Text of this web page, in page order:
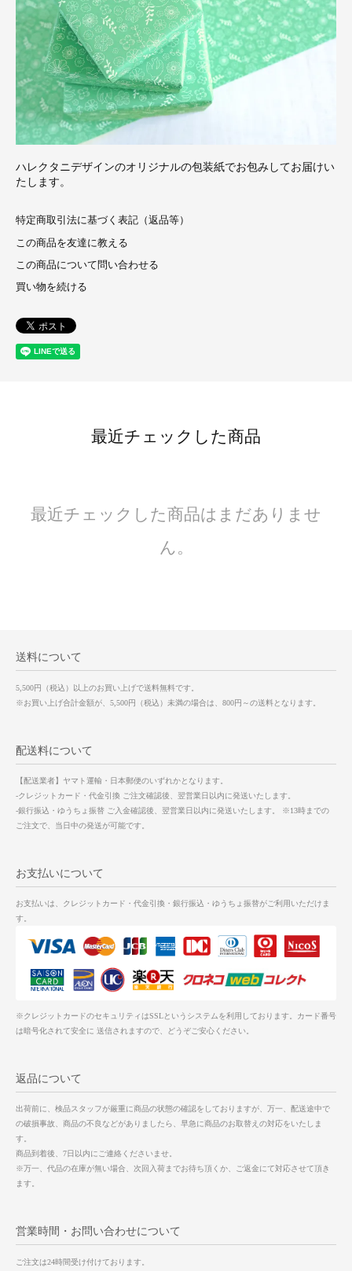
ハレクタニデザインのオリジナルの包装紙でお包みしてお届けい
たします。
特定商取引法に基づく表記（返品等）
この商品を友達に教える
この商品について問い合わせる
買い物を続ける
最近チェックした商品
最近チェックした商品はまだありませ
ん。
送料について
5,500円（税込）以上のお買い上げで送料無料です。
※お買い上げ合計金額が、5,500円（税込）未満の場合は、800円～の送料となります。
配送料について
【配送業者】ヤマト運輸・日本郵便のいずれかとなります。
-クレジットカード・代金引換 ご注文確認後、翌営業日以内に発送いたします。
-銀行振込・ゆうちょ振替 ご入金確認後、翌営業日以内に発送いたします。 ※13時までの
ご注文で、当日中の発送が可能です。
お支払いについて
お支払いは、クレジットカード・代金引換・銀行振込・ゆうちょ振替がご利用いただけま
す。
※クレジットカードのセキュリティはSSLというシステムを利用しております。カード番号
は暗号化されて安全に 送信されますので、どうぞご安心ください。
返品について
出荷前に、検品スタッフが厳重に商品の状態の確認をしておりますが、万一、配送途中で
の破損事故、商品の不良などがありましたら、早急に商品のお取替えの対応をいたしま
す。
商品到着後、7日以内にご連絡くださいませ。
※万一、代品の在庫が無い場合、次回入荷までお待ち頂くか、ご返金にて対応させて頂き
ます。
営業時間・お問い合わせについて
ご注文は24時間受け付けております。